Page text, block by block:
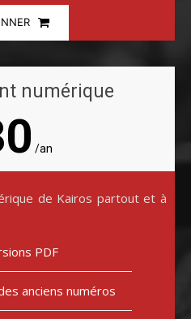
numérique
/an
de Kairos partout et à
PDF
anciens numéros